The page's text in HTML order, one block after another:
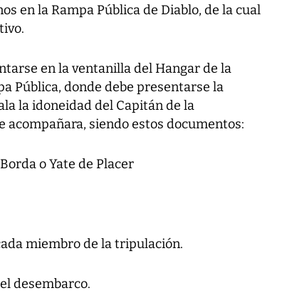
en la Rampa Pública de Diablo, de la cual
en la ventanilla del Hangar de la
Pública, donde debe presentarse la
la idoneidad del Capitán de la
siendo estos documentos:
o Yate de Placer
miembro de la tripulación.
desembarco.